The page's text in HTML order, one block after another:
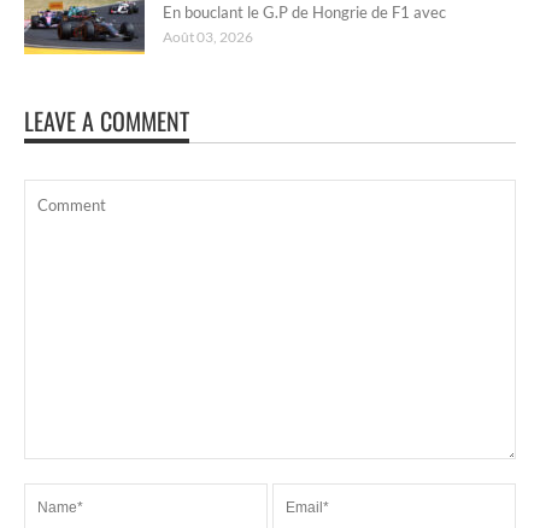
En bouclant le G.P de Hongrie de F1 avec
Août 03, 2026
LEAVE A COMMENT